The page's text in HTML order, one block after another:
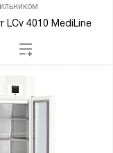
LCv 4010 MediLine